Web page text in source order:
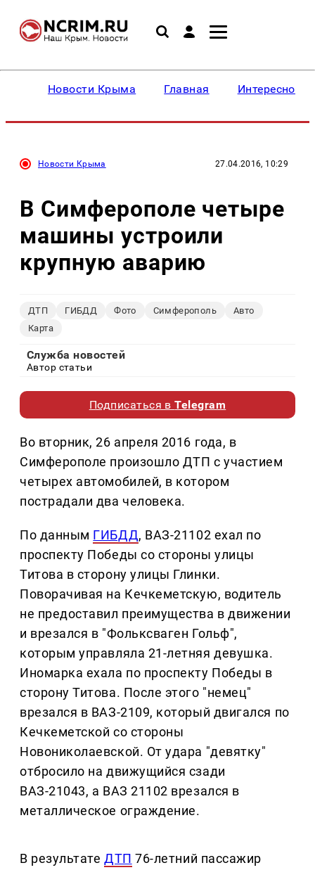
Новости Крыма Главная Интересное
Новости Крыма 27.04.2016, 10:29
В Симферополе четыре
машины устроили
крупную аварию
ДТП ГИБДД Фото Симферополь
Авто
Карта
Служба новостей
Автор статьи
Подписаться вTelegram
Во вторник, 26 апреля 2016 года, в
Симферополе произошло ДТП с участием
четырех автомобилей, в котором
пострадали два человека.
По данным ГИБДД, ВАЗ-21102 ехал по
проспекту Победы со стороны улицы
Титова в сторону улицы Глинки.
Поворачивая на Кечкеметскую, водитель
не предоставил преимущества в движении
и врезался в "Фольксваген Гольф",
которым управляла 21-летняя девушка.
Иномарка ехала по проспекту Победы в
сторону Титова. После этого "немец"
врезался в ВАЗ-2109, который двигался по
Кечкеметской со стороны
Новониколаевской. От удара "девятку"
отбросило на движущийся сзади
ВАЗ-21043, а ВАЗ 21102 врезался в
металлическое ограждение.
В результатеДТП 76-летний пассажир